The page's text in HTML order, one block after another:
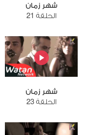
شهر زمان
الحلقة 21
شهر زمان
الحلقة 23